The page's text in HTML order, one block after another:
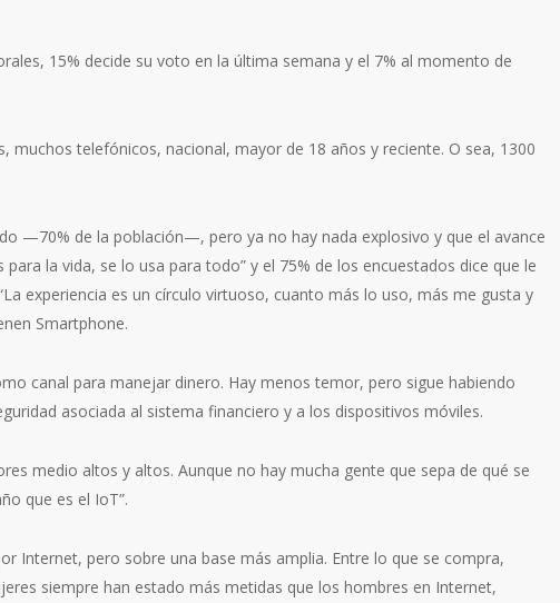
15% decide su voto en la última semana y el 7% al momento de
muchos telefónicos, nacional, mayor de 18 años y reciente. O sea, 1300
—70% de la población—, pero ya no hay nada explosivo y que el avance
la vida, se lo usa para todo” y el 75% de los encuestados dice que le
experiencia es un círculo virtuoso, cuanto más lo uso, más me gusta y
Smartphone.
canal para manejar dinero. Hay menos temor, pero sigue habiendo
asociada al sistema financiero y a los dispositivos móviles.
medio altos y altos. Aunque no hay mucha gente que sepa de qué se
que es el IoT”.
Internet, pero sobre una base más amplia. Entre lo que se compra,
siempre han estado más metidas que los hombres en Internet,